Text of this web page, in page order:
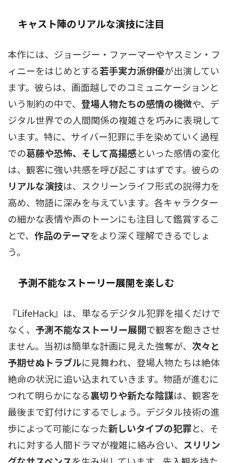
キャスト陣のリアルな演技に注目
本作には、ジョージー・ファーマーやヤスミン・フ
ィニーをはじめとする若手実力派俳優が出演してい
ます。彼らは、画面越しでのコミュニケーションと
いう制約の中で、 登場人物たちの感情の機微や、デ
ジタル世界での人間関係の複雑さを巧みに表現して
います。特に、サイバー犯罪に手を染めていく過程
での葛藤や恐怖、そして高揚感といった感情の変化
は、観客に強い共感を呼び起こすはずです。彼らの
リアルな演技は、スクリーンライフ形式の説得力を
高め、物語に深みを与えています。各キャラクター
の細かな表情や声のトーンにも注目して鑑賞するこ
とで、 作品のテーマをより深く理解できるでしょ
う。
予測不能なストーリー展開を楽しむ
『LifeHack』は、単なるデジタル犯罪を描くだけで
なく、 予測不能なストーリー展開で観客を飽きさせ
ません。当初は簡単な計画に見えた強奪が、 次々と
予期せぬトラブルに見舞われ、登場人物たちは絶体
絶命の状況に追い込まれていきます。物語が進むに
つれて明らかになる裏切りや新たな陰謀は、観客を
最後まで釘付けにするでしょう。デジタル技術の進
歩によって可能になった新しいタイプの犯罪と、そ
れに対する人間ドラマが複雑に絡み合い、 スリリン